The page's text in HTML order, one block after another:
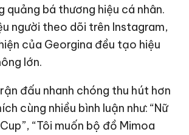
quảng bá thương hiệu cá nhân.
người theo dõi trên Instagram,
của Georgina đều tạo hiệu
lớn.
đấu nhanh chóng thu hút hơn
cùng nhiều bình luận như: “Nữ
“Tôi muốn bộ đồ Mimoa